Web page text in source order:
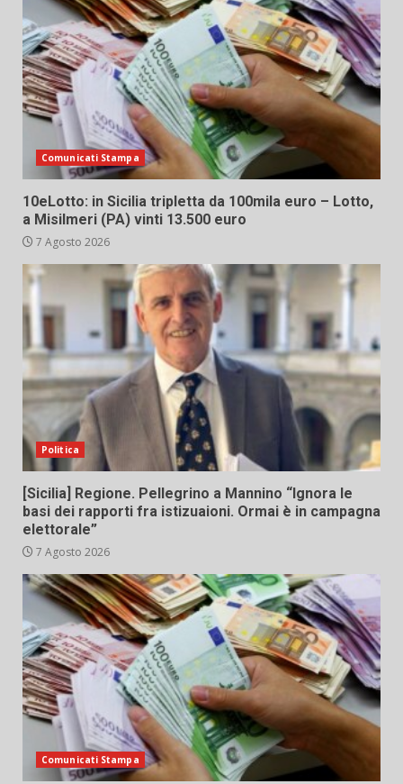
Comunicati Stampa
10eLotto: in Sicilia tripletta da 100mila euro – Lotto,
a Misilmeri (PA) vinti 13.500 euro
7 Agosto 2026
Politica
[Sicilia] Regione. Pellegrino a Mannino “Ignora le
basi dei rapporti fra istizuaioni. Ormai è in campagna
elettorale”
7 Agosto 2026
Comunicati Stampa